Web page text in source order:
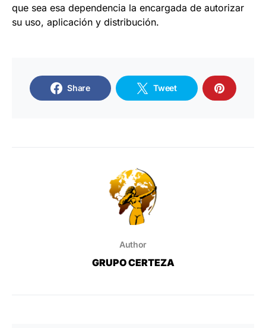
que sea esa dependencia la encargada de autorizar
su uso, aplicación y distribución.
Share Tweet
Author
GRUPO CERTEZA